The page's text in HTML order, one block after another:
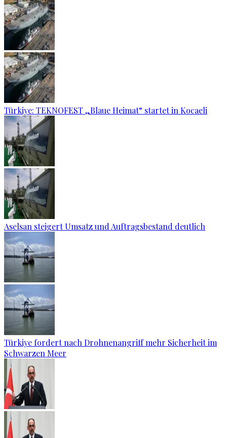
Türkiye: TEKNOFEST „Blaue Heimat“ startet in Kocaeli
Aselsan steigert Umsatz und Auftragsbestand deutlich
Türkiye fordert nach Drohnenangriff mehr Sicherheit im
Schwarzen Meer